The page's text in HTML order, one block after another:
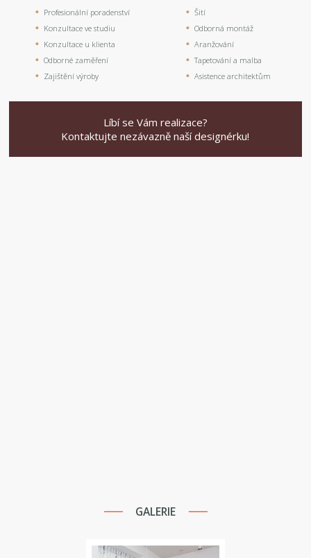
Profesionální poradenství
Konzultace ve studiu
Konzultace u klienta
Odborné zaměření
Zajištění výroby
Šití
Odborná montáž
Aranžování
Tapetování a malba
Asistence architektům
Líbí se Vám realizace?
Kontaktujte nezávazně naší designérku!
GALERIE